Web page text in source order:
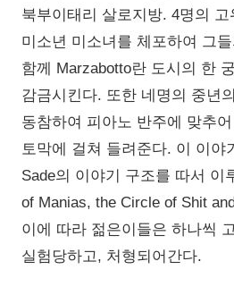
북부이태리 살로지방. 4명의 고
미소년 미소녀를 체포하여 그
함께 Marzabotto란 도시의 한
감금시킨다. 또한 네명의 중년
동참하여 피아노 반주에 맞추
토막에 걸쳐 들려준다. 이 이야
Sade의 이야기 구조를 따서 이
of Manias, the Circle of Shit
이에 따라 젊은이들은 하나씩
실험당하고, 처형되어간다.